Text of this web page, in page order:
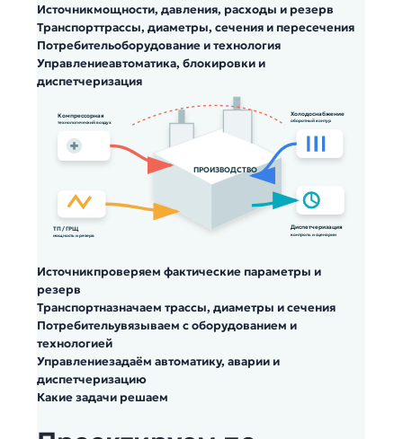
Источникмощности, давления, расходы и резерв
Транспорттрассы, диаметры, сечения и пересечения
Потребительоборудование и технология
Управлениеавтоматика, блокировки и
диспетчеризация
ПРОИЗВОДСТВО
Компрессорная
технологический воздух
Холодоснабжение
оборотный контур
ТП / ГРЩ
мощность и резерв
Диспетчеризация
контроль и сценарии
Источникпроверяем фактические параметры и
резерв
Транспортназначаем трассы, диаметры и сечения
Потребительувязываем с оборудованием и
технологией
Управлениезадаём автоматику, аварии и
диспетчеризацию
Какие задачи решаем